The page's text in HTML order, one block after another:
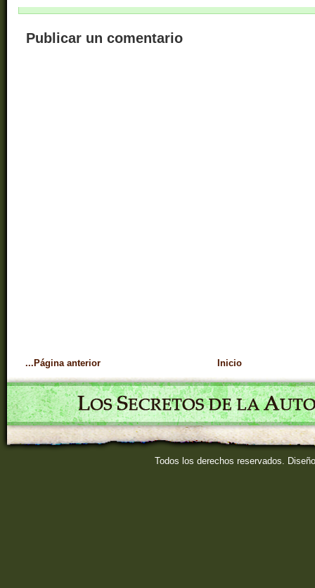
Publicar un comentario
...Página anterior Inicio
Todos los derechos reservados.